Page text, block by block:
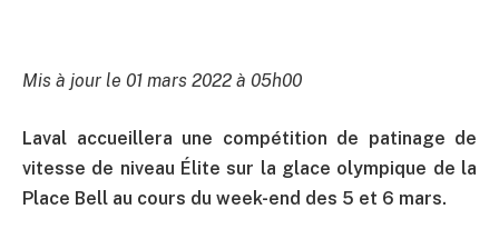
Mis à jour le 01 mars 2022 à 05h00
Laval accueillera une compétition de patinage de
vitesse de niveau Élite sur la glace olympique de la
Place Bell au cours du week-end des 5 et 6 mars.